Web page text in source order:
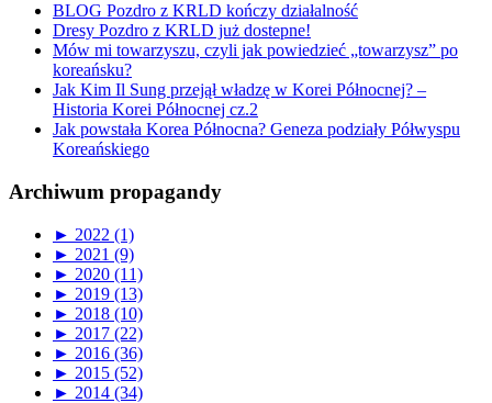
BLOG Pozdro z KRLD kończy działalność
Dresy Pozdro z KRLD już dostepne!
Mów mi towarzyszu, czyli jak powiedzieć „towarzysz” po
koreańsku?
Jak Kim Il Sung przejął władzę w Korei Północnej? –
Historia Korei Północnej cz.2
Jak powstała Korea Północna? Geneza podziały Półwyspu
Koreańskiego
Archiwum propagandy
► 2022 (1)
► 2021 (9)
► 2020 (11)
► 2019 (13)
► 2018 (10)
► 2017 (22)
► 2016 (36)
► 2015 (52)
► 2014 (34)